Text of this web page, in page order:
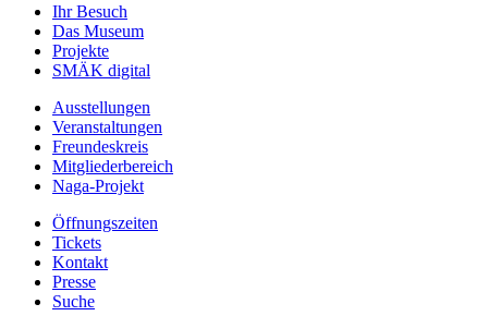
Ihr Besuch
Das Museum
Projekte
SMÄK digital
Ausstellungen
Veranstaltungen
Freundeskreis
Mitgliederbereich
Naga-Projekt
Öffnungszeiten
Tickets
Kontakt
Presse
Suche